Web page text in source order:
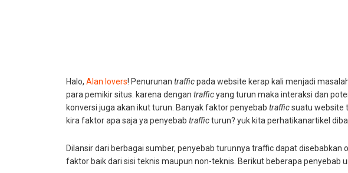
Halo, Alan lovers! Penurunan trafficpada website kerap kali menjadi
para pemikir situs. karena dengan trafficyang turun maka interaksi dan
konversi juga akan ikut turun. Banyak faktor penyebab trafficsuatu website
kira faktor apa saja ya penyebab trafficturun? yuk kita perhatikanartikel
Dilansir dari berbagai sumber, penyebab turunnya traffic dapat disebabkan
faktor baik dari sisi teknis maupun non-teknis. Berikut beberapa penyebab